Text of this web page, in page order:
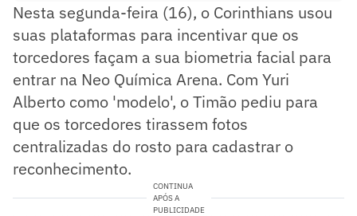
Nesta segunda-feira (16), o Corinthians usou
suas plataformas para incentivar que os
torcedores façam a sua biometria facial para
entrar na Neo Química Arena. Com Yuri
Alberto como 'modelo', o Timão pediu para
que os torcedores tirassem fotos
centralizadas do rosto para cadastrar o
reconhecimento.
CONTINUA
APÓS A
PUBLICIDADE